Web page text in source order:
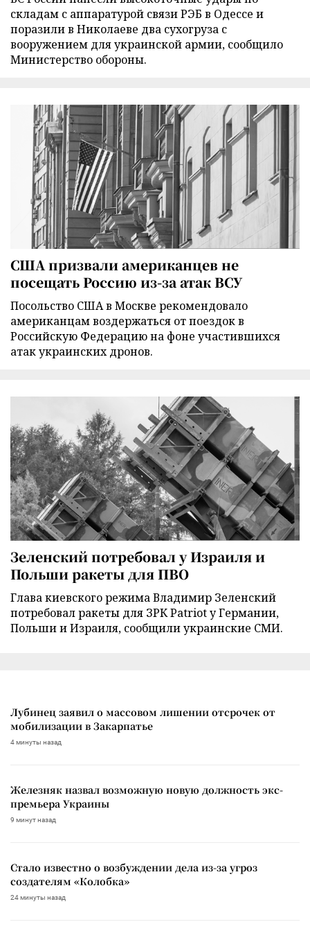
складам с аппаратурой связи РЭБ в Одессе и
поразили в Николаеве два сухогруза с
вооружением для украинской армии, сообщило
Министерство обороны.
США призвали американцев не
посещать Россию из-за атак ВСУ
Посольство США в Москве рекомендовало
американцам воздержаться от поездок в
Российскую Федерацию на фоне участившихся
атак украинских дронов.
Зеленский потребовал у Израиля и
Польши ракеты для ПВО
Глава киевского режима Владимир Зеленский
потребовал ракеты для ЗРК Patriot у Германии,
Польши и Израиля, сообщили украинские СМИ.
Лубинец заявил о массовом лишении отсрочек от
мобилизации в Закарпатье
4 минуты назад
Железняк назвал возможную новую должность экс-
премьера Украины
9 минут назад
Стало известно о возбуждении дела из-за угроз
создателям «Колобка»
24 минуты назад